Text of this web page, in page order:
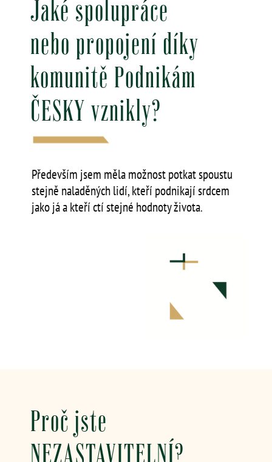
Jaké spolupráce
nebo propojení díky
komunitě Podnikám
ČESKY vznikly?
Především jsem měla možnost potkat spoustu
stejně naladěných lidí, kteří podnikají srdcem
jako já a kteří ctí stejné hodnoty života.
Proč jste